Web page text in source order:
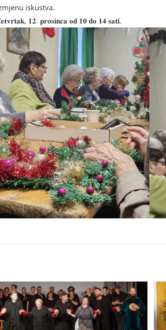
iskustva.
𝟏𝟐. 𝐩𝐫𝐨𝐬𝐢𝐧𝐜𝐚 𝐨𝐝 𝟏𝟎 𝐝𝐨 𝟏𝟒 𝐬𝐚𝐭𝐢.